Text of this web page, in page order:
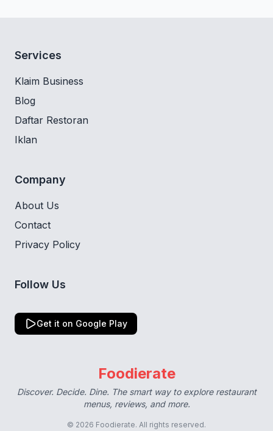
Services
Klaim Business
Blog
Daftar Restoran
Iklan
Company
About Us
Contact
Privacy Policy
Follow Us
Get it on Google Play
Foodierate
Discover. Decide. Dine. The smart way to explore restaurant
menus, reviews, and more.
© 2026 Foodierate. All rights reserved.